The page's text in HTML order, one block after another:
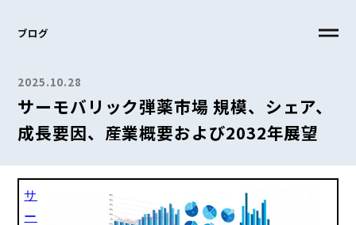
ブログ
2025.10.28
サーモバリック弾薬市場 規模、シェア、
成長要因、産業概要および2032年展望
サ
ー